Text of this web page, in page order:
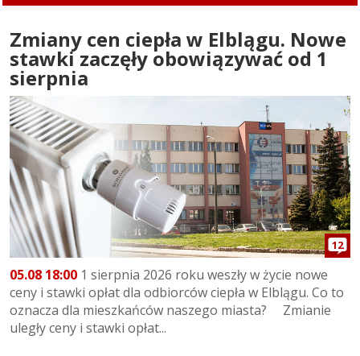
Zmiany cen ciepła w Elblągu. Nowe
stawki zaczęły obowiązywać od 1
sierpnia
12
05.08 18:00 1 sierpnia 2026 roku weszły w życie nowe
ceny i stawki opłat dla odbiorców ciepła w Elblągu. Co to
oznacza dla mieszkańców naszego miasta? Zmianie
uległy ceny i stawki opłat...